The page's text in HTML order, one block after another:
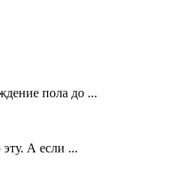
пола до ...
А если ...